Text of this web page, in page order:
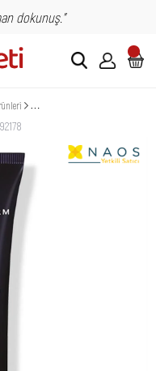
dokunuş."
Institut Esthederm Intensive